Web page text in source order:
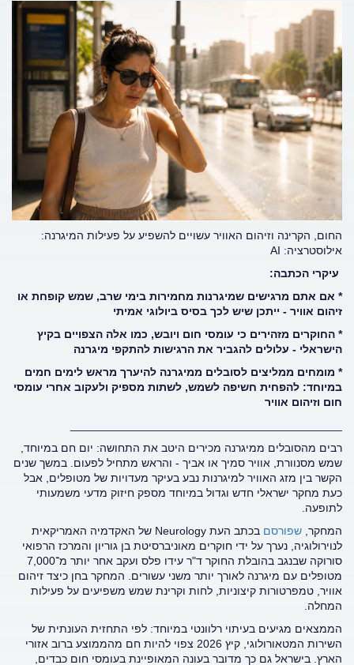
החום, הקרינה וזיהום האוויר עשויים להשפיע על פעילות המיגרנה:
אילוסטרציה: AI
עיקרי הכתבה:
* אם אתם מרגישים שמיגרנות מחמירות בימי שרב, שמש קופחת או
זיהום אוויר - ייתכן שיש לכך בסיס ביולוגי אמיתי
* החוקרים מזהירים כי עומסי חום ויובש, כמו אלה הצפויים בקיץ
הישראלי - עלולים להגביר את הרגישות להתקפי מיגרנה
* מומחים ממליצים לסובלים ממיגרנה להיערך מראש לימים חמים
במיוחד: להפחית חשיפה לשמש, לשתות מספיק ולעקוב אחרי עומסי
חום וזיהום אוויר
רבים מהסובלים ממיגרנה מכירים היטב את התחושה: יום חם במיוחד,
שמש מסנוורת, אוויר סמיך או אביך - והראש מתחיל לפעום. במשך שנים
הקשר בין מזג האוויר למיגרנות נבע בעיקר מעדויות של מטופלים, אבל
כעת מחקר ישראלי חדש וגדול במיוחד מספק חיזוק מדעי משמעותי
לתופעה
המחקר, שפורסם בכתב העת
של האקדמיה האמריקאית
לנוירולוגיה, נערך על ידי חוקרים מאוניברסיטת בן גוריון והמרכז הרפואי
סורוקה שבנגב בהובלת החוקר ד"ר עידו פלס ועקב אחר יותר מ־7,000
מטופלים עם מיגרנה לאורך יותר משני עשורים. המחקר בחן כיצד זיהום
אוויר, טמפרטורות קיצוניות, לחות וקרינת שמש משפיעים על פעילות
המחלה
הממצאים מגיעים בעיתוי רלוונטי במיוחד: לפי התחזית העונתית של
השירות המטאורולוגי, קיץ 2026 צפוי להיות חם מהממוצע ברוב אזורי
הארץ. בישראל גם כך מדובר בעונה המאופיינת בעומסי חום כבדים,